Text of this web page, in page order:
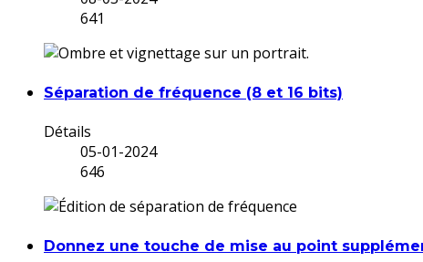
641
Séparation de fréquence (8 et 16 bits)
Détails
05-01-2024
646
Donnez une touche de mise au point